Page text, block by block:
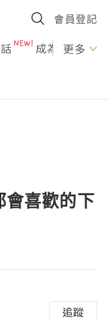
會員登記
成為U更多
喜歡的下
追蹤